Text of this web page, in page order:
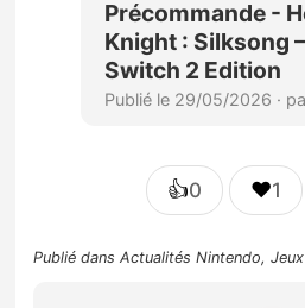
👍0 ❤️1
Publié dansActualités Nintendo,Jeux